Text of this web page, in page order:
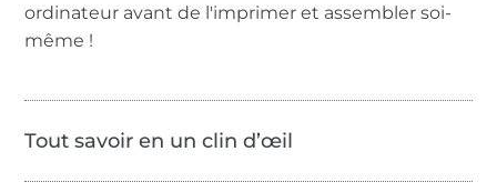
ordinateur avant de l'imprimer et assembler soi-
même !
Tout savoir en un clin d’œil